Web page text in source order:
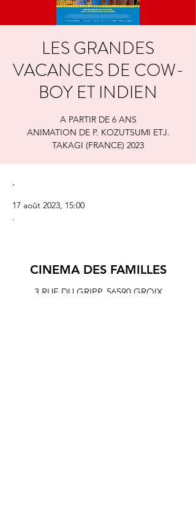
LES GRANDES
VACANCES DE COW-
BOY ET INDIEN
A PARTIR DE 6 ANS
ANIMATION DE P. KOZUTSUMI ETJ.
TAKAGI (FRANCE) 2023
.
17 août 2023, 15:00
.
CINEMA DES FAMILLES
3 RUE DU GRIPP, 56590 GROIX